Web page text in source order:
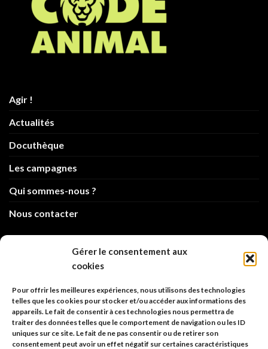
Gérer le consentement aux
cookies
Pour offrir les meilleures expériences, nous utilisons des technologies
telles que les cookies pour stocker et/ou accéder aux informations des
appareils. Le fait de consentir à ces technologies nous permettra de
traiter des données telles que le comportement de navigation ou les ID
uniques sur ce site. Le fait de ne pas consentir ou de retirer son
consentement peut avoir un effet négatif sur certaines caractéristiques
Agir !
Actualités
Docuthèque
Les campagnes
Qui sommes-nous ?
Nous contacter
info@code-animal.com
Code Animal
26, rue principale
67480 Roppenheim